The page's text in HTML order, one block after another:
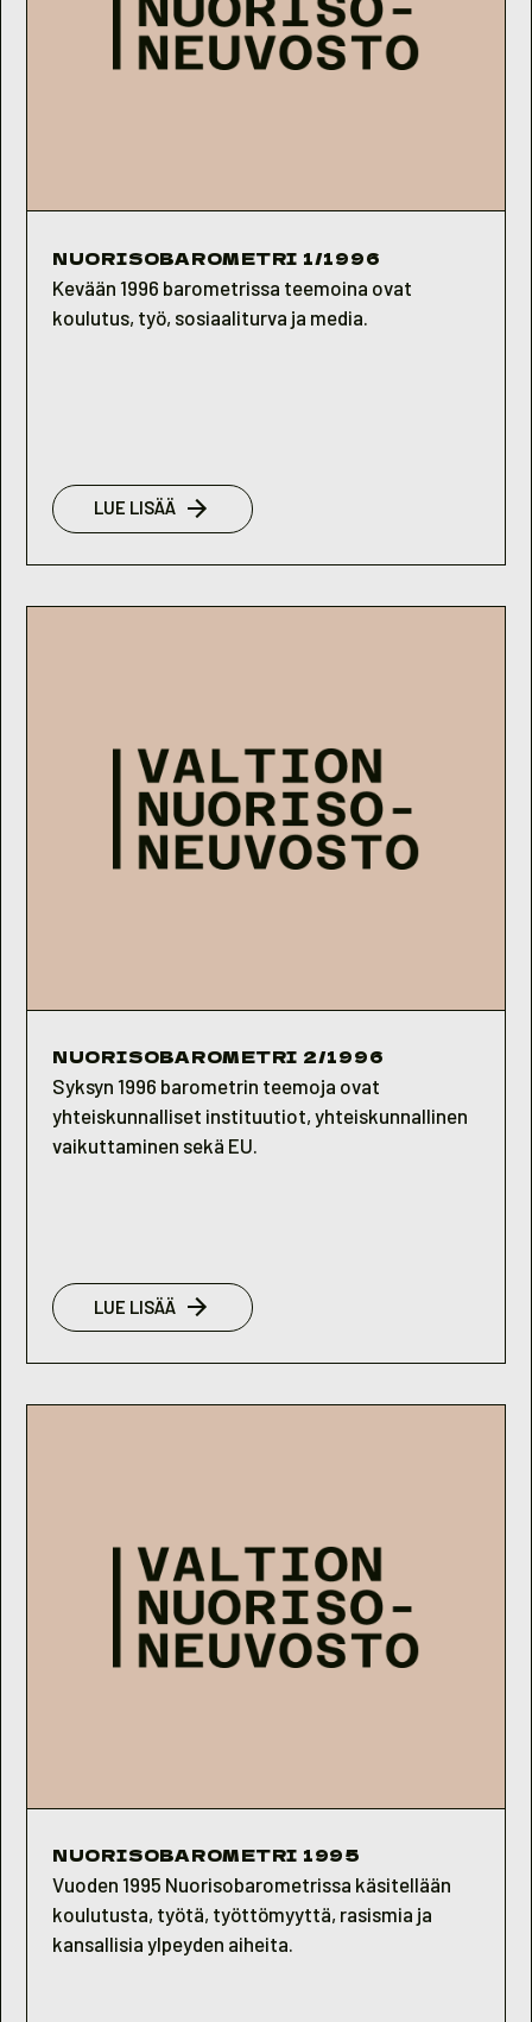
NUORISOBAROMETRI 1/1996
Kevään 1996 barometrissa teemoina ovat
koulutus, työ, sosiaaliturva ja media.
LUE LISÄÄ:
NUORISOBAROMETRI
NUORISOBAROMETRI 2/1996
Syksyn 1996 barometrin teemoja ovat
yhteiskunnalliset instituutiot, yhteiskunnallinen
vaikuttaminen sekä EU.
LUE LISÄÄ:
NUORISOBAROMETRI
NUORISOBAROMETRI 1995
Vuoden 1995 Nuorisobarometrissa käsitellään
koulutusta, työtä, työttömyyttä, rasismia ja
kansallisia ylpeyden aiheita.